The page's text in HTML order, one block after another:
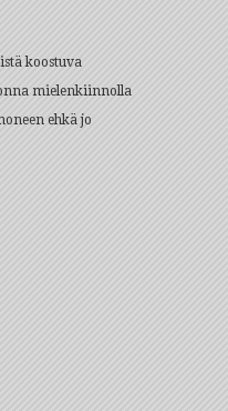
koostuva
mielenkiinnolla
ehkä jo